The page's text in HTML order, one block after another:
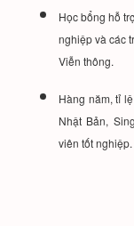
Học bổng hỗ
nghiệp và các
Viễn thông.
Hàng năm, tỉ
Nhật Bản,
viên tốt nghiệp.